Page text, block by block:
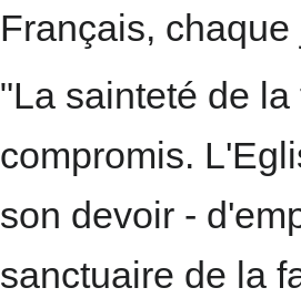
Français, chaque
"La sainteté de
compromis.
son devoir -
sanctuaire de la